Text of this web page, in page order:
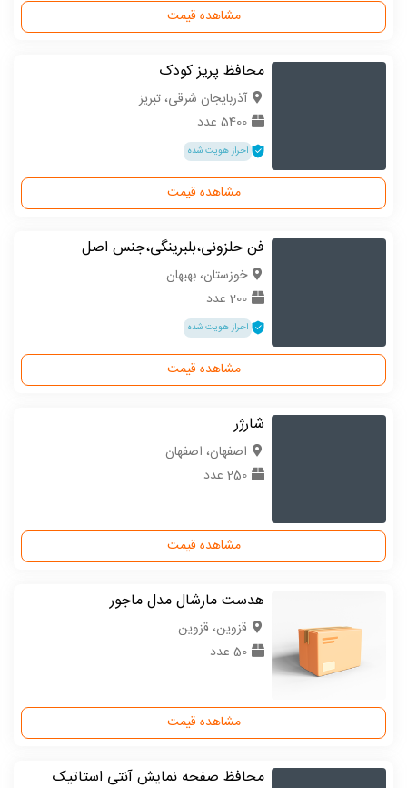
مشاهده قیمت
محافظ پریز کودک
آذربایجان شرقی، تبریز
5400 عدد
احراز هویت شده
مشاهده قیمت
فن حلزونی،بلبرینگی،جنس اصل
خوزستان، بهبهان
200 عدد
احراز هویت شده
مشاهده قیمت
شارژر
اصفهان، اصفهان
250 عدد
مشاهده قیمت
هدست مارشال مدل ماجور
قزوین، قزوین
50 عدد
مشاهده قیمت
محافظ صفحه نمایش آنتی استاتیک